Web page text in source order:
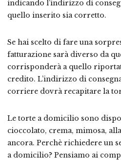
indicando l’indirizzo di
quello inserito sia corretto.
Se hai scelto di fare una
fatturazione sarà diverso da
corrisponderà a quello
credito. L’indirizzo di
corriere dovrà recapitare la
Le torte a domicilio sono
cioccolato, crema, mimosa,
ancora. Perchè richiedere un
a domicilio? Pensiamo ai